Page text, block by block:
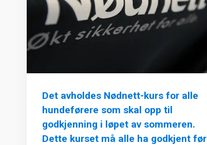
Det avholdes Nødnett-kurs for alle
hundeførere som skal opp til
godkjenning i løpet av sommeren.
Dette kurset må alle ha godkjent før